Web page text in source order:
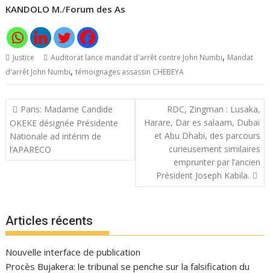
KANDOLO M./Forum des As
Justice Auditorat lance mandat d'arrêt contre John Numbi, Mandat
d'arrêt John Numbi,témoignages assassin CHEBEYA
Navigation
de
l’article
Paris: Madame Candide
OKEKE désignée Présidente
Nationale ad intérim de
l’APARECO
RDC, Zingman : Lusaka,
Harare, Dar es salaam, Dubaï
et Abu Dhabi, des parcours
curieusement similaires
emprunter par l’ancien
Président Joseph Kabila.
Articles récents
Nouvelle interface de publication
Procès Bujakera: le tribunal se penche sur la falsification du